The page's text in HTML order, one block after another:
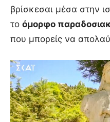
βρίσκεσαι μέσα στην
το όμορφο
που μπορείς να